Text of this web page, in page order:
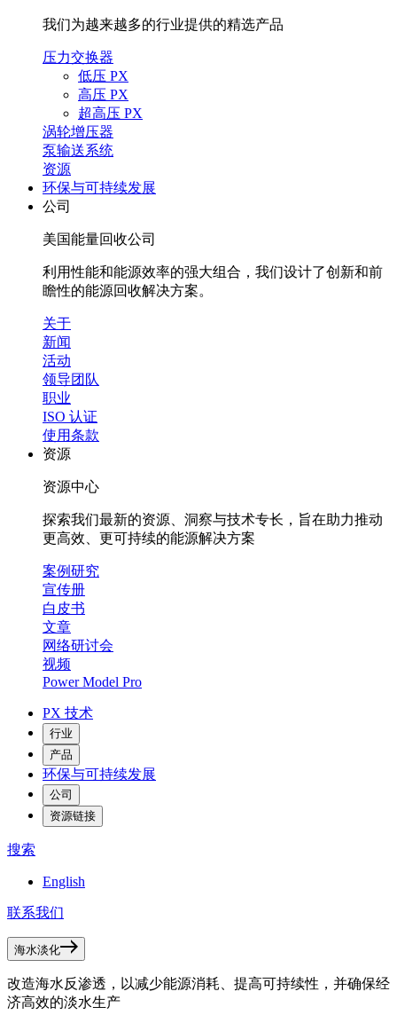
我们为越来越多的行业提供的精选产品
压力交换器
低压 PX
高压 PX
超高压 PX
涡轮增压器
泵输送系统
资源
环保与可持续发展
公司
美国能量回收公司
利用性能和能源效率的强大组合，我们设计了创新和前
瞻性的能源回收解决方案。
关于
新闻
活动
领导团队
职业
ISO 认证
使用条款
资源
资源中心
探索我们最新的资源、洞察与技术专长，旨在助力推动
更高效、更可持续的能源解决方案
案例研究
宣传册
白皮书
文章
网络研讨会
视频
Power Model Pro
PX 技术
行业
产品
环保与可持续发展
公司
资源链接
搜索
English
联系我们
海水淡化
改造海水反渗透，以减少能源消耗、提高可持续性，并确保经
济高效的淡水生产